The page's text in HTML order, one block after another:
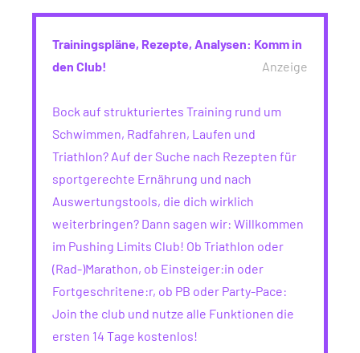
Trainingspläne, Rezepte, Analysen: Komm in
den Club!
Anzeige
Bock auf strukturiertes Training rund um
Schwimmen, Radfahren, Laufen und
Triathlon? Auf der Suche nach Rezepten für
sportgerechte Ernährung und nach
Auswertungstools, die dich wirklich
weiterbringen? Dann sagen wir: Willkommen
im Pushing Limits Club! Ob Triathlon oder
(Rad-)Marathon, ob Einsteiger:in oder
Fortgeschritene:r, ob PB oder Party-Pace:
Join the club und nutze alle Funktionen die
ersten 14 Tage kostenlos!